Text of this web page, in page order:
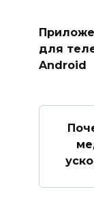
для
Android